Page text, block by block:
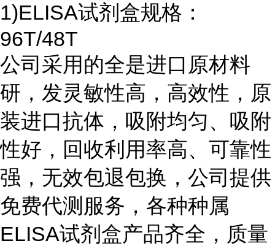
1)ELISA试剂盒规格：
96T/48T
公司采用的全是进口原材料
研，发灵敏性高，高效性，原
装进口抗体，吸附均匀、吸附
性好，回收利用率高、可靠性
强，无效包退包换，公司提供
免费代测服务，各种种属
ELISA试剂盒产品齐全，质量